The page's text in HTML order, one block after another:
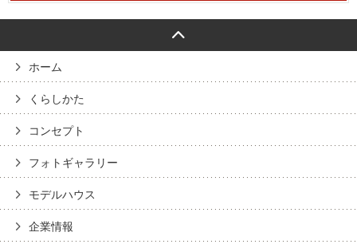
ホーム
くらしかた
コンセプト
フォトギャラリー
モデルハウス
企業情報